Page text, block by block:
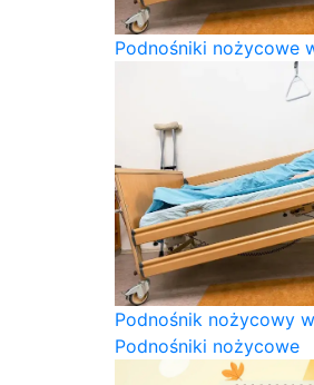
Podnośniki nożycowe
Podnośnik nożycowy
Podnośniki nożycowe